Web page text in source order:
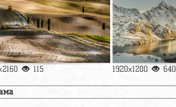
115 1920x1200 640